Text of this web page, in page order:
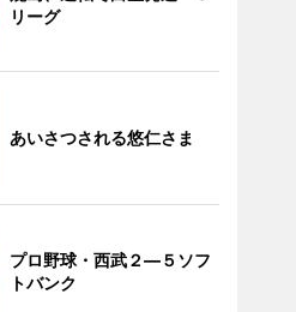
リーグ
あいさつされる悠仁さま
プロ野球・西武２―５ソフ
トバンク